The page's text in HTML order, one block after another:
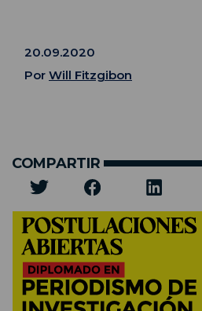
20.09.2020
Por Will Fitzgibon
COMPARTIR